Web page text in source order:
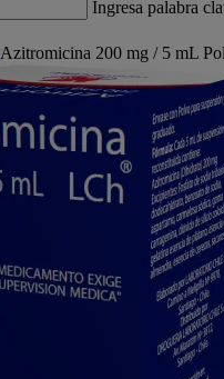
Ingresa palabra
Azitromicina 200 mg / 5 mL